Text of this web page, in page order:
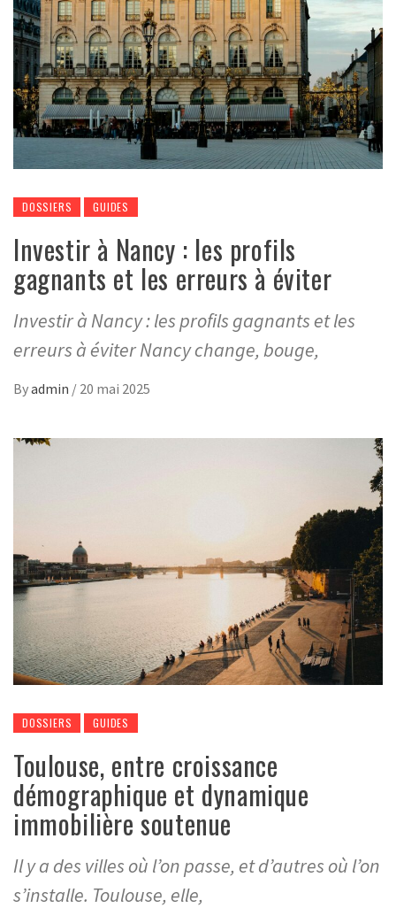
DOSSIERS GUIDES
Investir à Nancy : les profils
gagnants et les erreurs à éviter
Investir à Nancy : les profils gagnants et les
erreurs à éviter Nancy change, bouge,
Byadmin / 20 mai 2025
DOSSIERS GUIDES
Toulouse, entre croissance
démographique et dynamique
immobilière soutenue
Il y a des villes où l’on passe, et d’autres où l’on
s’installe. Toulouse, elle,